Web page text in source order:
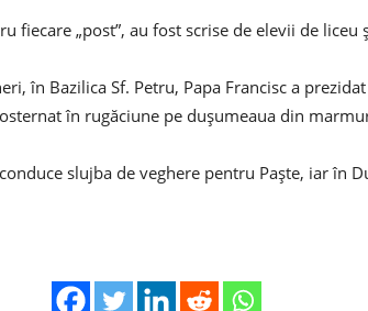
fiecare „post”, au fost scrise de elevii de liceu
în Bazilica Sf. Petru, Papa Francisc a
în rugăciune pe dușumeaua din
slujba de veghere pentru Paște, iar în